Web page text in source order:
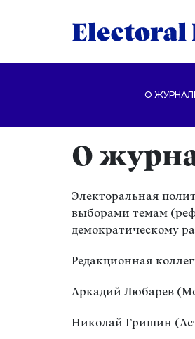
О
О
Электоральная
выборами темам
демократическому
Редакционная
Аркадий Любарев
Николай Гришин